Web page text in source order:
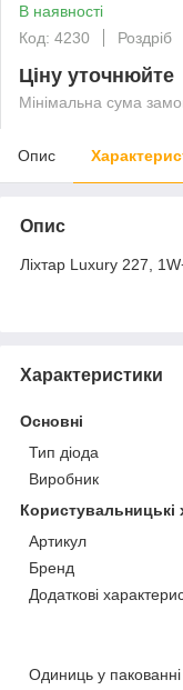
В наявності
Код: 4230
Роздріб
Ціну уточнюйте
Мінімальна сума
Опис
Опис
Ліхтар Luxury 227,
Характеристики
Основні
Тип діода
Виробник
Користувальницькі
Артикул
Бренд
Додаткові
Одиниць у пакованні